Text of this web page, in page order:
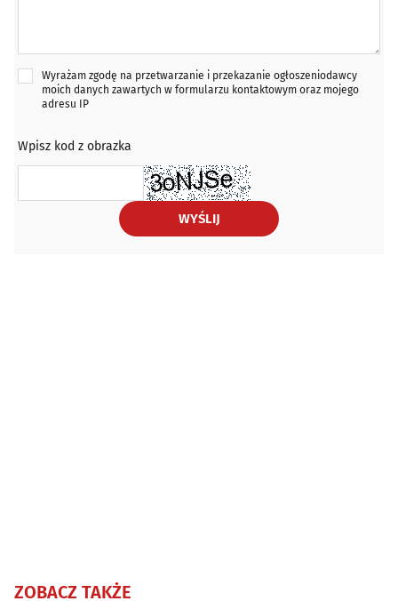
Wyrażam zgodę na przetwarzanie i przekazanie ogłoszeniodawcy
moich danych zawartych w formularzu kontaktowym oraz mojego
adresu IP
Wpisz kod z obrazka
WYŚLIJ
ZOBACZ TAKŻE